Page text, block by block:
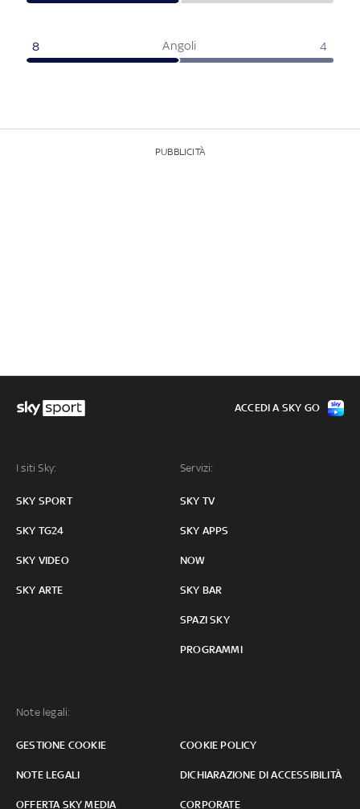
Angoli
8 4
PUBBLICITÀ
I siti Sky:
SKY SPORT
SKY TG24
SKY VIDEO
SKY ARTE
Servizi:
SKY TV
SKY APPS
NOW
SKY BAR
SPAZI SKY
PROGRAMMI
Note legali:
GESTIONE COOKIE COOKIE POLICY
NOTE LEGALI DICHIARAZIONE DI ACCESSIBILITÀ
OFFERTA SKY MEDIA CORPORATE
ACCEDI A SKY GO